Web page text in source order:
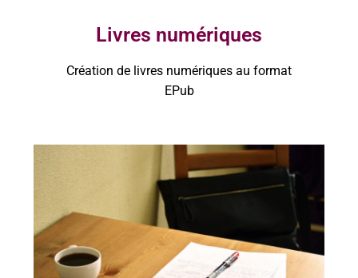
Livres numériques
Création de livres numériques au format
EPub